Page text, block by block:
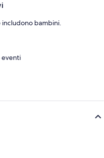
includono bambini.
eventi